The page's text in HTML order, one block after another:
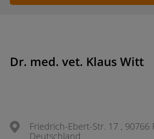
Dr. med. vet. Klaus Witt
Friedrich-Ebert-Str. 17 , 90766
Deutschland